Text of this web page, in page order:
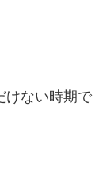
けない時期で